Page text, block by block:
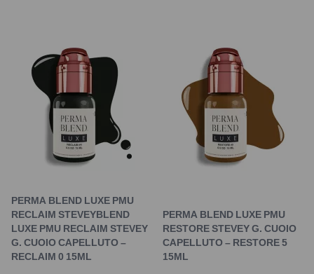
PERMA BLEND LUXE PMU
RECLAIM STEVEYBLEND
LUXE PMU RECLAIM STEVEY
G. CUOIO CAPELLUTO –
RECLAIM 0 15ML
PERMA BLEND LUXE PMU
RESTORE STEVEY G. CUOIO
CAPELLUTO – RESTORE 5
15ML